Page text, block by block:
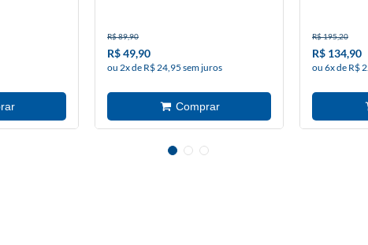
R$ 89,90
R$ 49,90
ou 2x de R$ 24,95 sem juros
R$ 195,20
R$ 134,90
ou 6x de R$